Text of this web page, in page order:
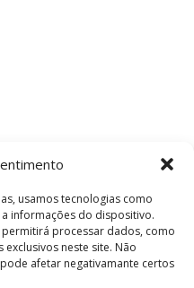
usamos tecnologias como
informações do dispositivo.
processar dados, como
neste site. Não
afetar negativamante certos